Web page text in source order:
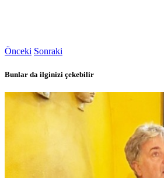
Önceki Sonraki
Bunlar da ilginizi çekebilir